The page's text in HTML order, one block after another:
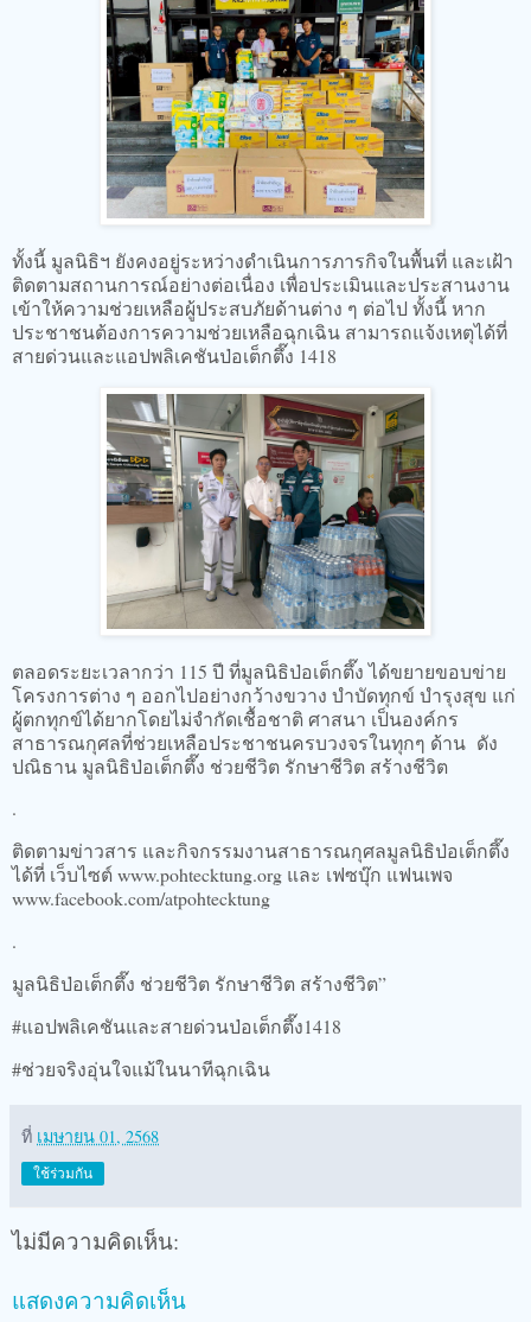
ทั้งนี้ มูลนิธิฯ ยังคงอยู่ระหว่างดำเนินการภารกิจในพื้นที่ และเฝ้า
ติดตามสถานการณ์อย่างต่อเนื่อง เพื่อประเมินและประสานงาน
เข้าให้ความช่วยเหลือผู้ประสบภัยด้านต่าง ๆ ต่อไป ทั้งนี้ หาก
ประชาชนต้องการความช่วยเหลือฉุกเฉิน สามารถแจ้งเหตุได้ที่
สายด่วนและแอปพลิเคชันป่อเต็กตึ๊ง 1418
ตลอดระยะเวลากว่า 115 ปี ที่มูลนิธิป่อเต็กตึ๊ง ได้ขยายขอบข่าย
โครงการต่าง ๆ ออกไปอย่างกว้างขวาง บำบัดทุกข์ บำรุงสุข แก่
ผู้ตกทุกข์ได้ยากโดยไม่จำกัดเชื้อชาติ ศาสนา เป็นองค์กร
สาธารณกุศลที่ช่วยเหลือประชาชนครบวงจรในทุกๆ ด้าน ดัง
ปณิธาน มูลนิธิป่อเต็กตึ๊ง ช่วยชีวิต รักษาชีวิต สร้างชีวิต
.
ติดตามข่าวสาร และกิจกรรมงานสาธารณกุศลมูลนิธิป่อเต็กตึ๊ง
ได้ที่ เว็บไซต์ www.pohtecktung.org และ เฟซบุ๊ก แฟนเพจ
www.facebook.com/atpohtecktung
.
มูลนิธิป่อเต็กตึ๊ง ช่วยชีวิต รักษาชีวิต สร้างชีวิต”
#แอปพลิเคชันและสายด่วนป่อเต็กตึ๊ง1418
#ช่วยจริงอุ่นใจแม้ในนาทีฉุกเฉิน
ที่ เมษายน 01, 2568
ใช้ร่วมกัน
ไม่มีความคิดเห็น:
แสดงความคิดเห็น